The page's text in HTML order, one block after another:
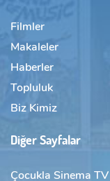
Filmler
Makaleler
Haberler
Topluluk
Biz Kimiz
Diğer Sayfalar
Çocukla Sinema TV